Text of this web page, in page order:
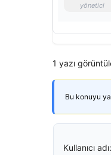
yönetici
1 yazı
Bu konuyu
Kullanıcı adı: